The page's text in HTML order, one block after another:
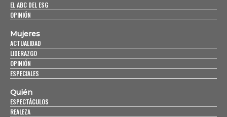
EL ABC DEL ESG
OPINIÓN
Mujeres
ACTUALIDAD
LIDERAZGO
OPINIÓN
ESPECIALES
Quién
ESPECTÁCULOS
REALEZA